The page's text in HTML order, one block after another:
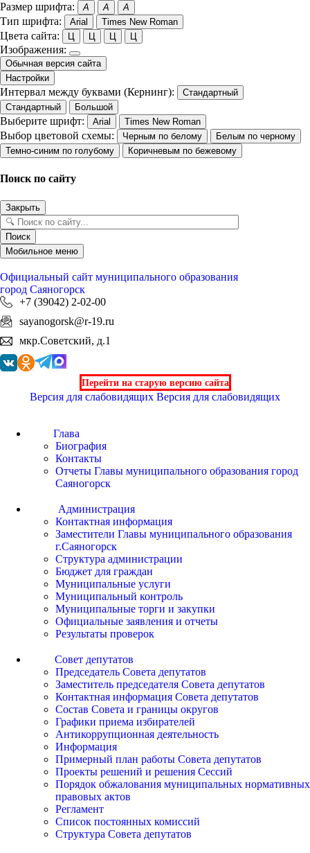
Размер шрифта: A A A
Тип шрифта: Arial Times New Roman
Цвета сайта: Ц Ц Ц Ц
Изображения:
Обычная версия сайта
Настройки
Интервал между буквами (Кернинг):
Стандартный
Стандартный
Большой
Выберите шрифт: Arial Times New Roman
Выбор цветовой схемы: Черным по белому
Белым по черному
Темно-синим по голубому
Коричневым по бежевому
Поиск по сайту
Закрыть
Поиск
Мобильное меню
Официальный сайт муниципального образования
город Саяногорск
+7 (39042) 2-02-00
sayanogorsk@r-19.ru
мкр.Советский, д.1
Перейти на старую версию сайта
Версия для слабовидящих Версия для слабовидящих
Глава
Биография
Контакты
Отчеты Главы муниципального образования город
Саяногорск
Администрация
Контактная информация
Заместители Главы муниципального образования
г.Саяногорск
Структура администрации
Бюджет для граждан
Муниципальные услуги
Муниципальный контроль
Муниципальные торги и закупки
Официальные заявления и отчеты
Результаты проверок
Совет депутатов
Председатель Совета депутатов
Заместитель председателя Совета депутатов
Контактная информация Совета депутатов
Состав Совета и границы округов
Графики приема избирателей
Антикоррупционная деятельность
Информация
Примерный план работы Совета депутатов
Проекты решений и решения Сессий
Порядок обжалования муниципальных нормативных
правовых актов
Регламент
Список постоянных комиссий
Структура Совета депутатов